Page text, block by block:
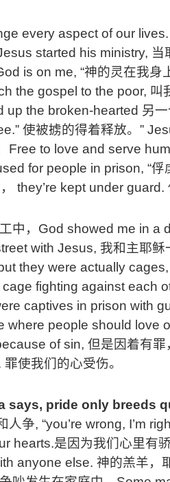
every aspect of our lives.
started his ministry, 当
is on me, “神的灵在我身
the gospel to the poor, 叫
up the broken-hearted 另
使被掳的得着释放。 ”
Free to love and serve
for people in prison, “俘
they’re kept under guard.
中， God showed me in a
with Jesus, 我和主耶稣
but they were actually cages,
fighting against each
captives in prison with
where people should love
of sin, 但是因着有罪
罪使我们的心受伤。
says, pride only breeds
人争, “you’re wrong, I’m
hearts.是因为我们心里有骄
anyone else. 神的羔羊，